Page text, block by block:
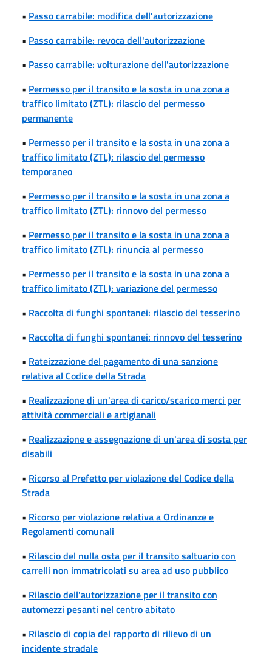
• Passo carrabile: modifica dell'autorizzazione
• Passo carrabile: revoca dell'autorizzazione
• Passo carrabile: volturazione dell'autorizzazione
• Permesso per il transito e la sosta in una zona a
traffico limitato (ZTL): rilascio del permesso
permanente
• Permesso per il transito e la sosta in una zona a
traffico limitato (ZTL): rilascio del permesso
temporaneo
• Permesso per il transito e la sosta in una zona a
traffico limitato (ZTL): rinnovo del permesso
• Permesso per il transito e la sosta in una zona a
traffico limitato (ZTL): rinuncia al permesso
• Permesso per il transito e la sosta in una zona a
traffico limitato (ZTL): variazione del permesso
• Raccolta di funghi spontanei: rilascio del tesserino
• Raccolta di funghi spontanei: rinnovo del tesserino
• Rateizzazione del pagamento di una sanzione
relativa al Codice della Strada
• Realizzazione di un'area di carico/scarico merci per
attività commerciali e artigianali
• Realizzazione e assegnazione di un'area di sosta per
disabili
• Ricorso al Prefetto per violazione del Codice della
Strada
• Ricorso per violazione relativa a Ordinanze e
Regolamenti comunali
• Rilascio del nulla osta per il transito saltuario con
carrelli non immatricolati su area ad uso pubblico
• Rilascio dell'autorizzazione per il transito con
automezzi pesanti nel centro abitato
• Rilascio di copia del rapporto di rilievo di un
incidente stradale